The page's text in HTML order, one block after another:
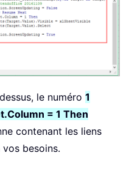
le numéro 1
= 1 Then
contenant les liens
besoins.